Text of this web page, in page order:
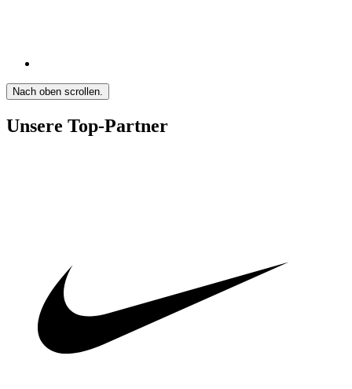
Nach oben scrollen.
Unsere Top-Partner